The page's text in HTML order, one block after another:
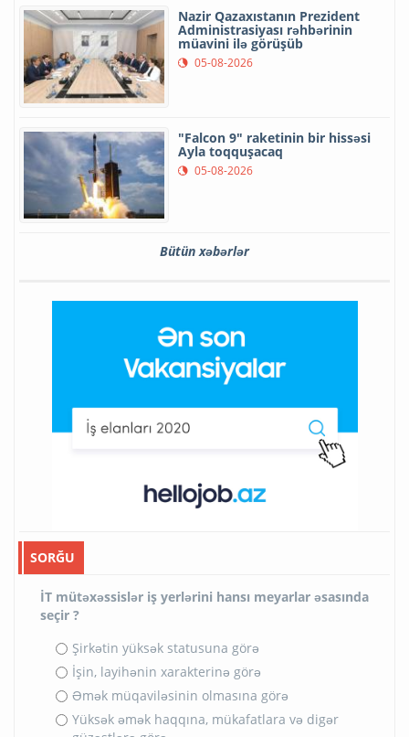
Nazir Qazaxıstanın Prezident
Administrasiyası rəhbərinin
müavini ilə görüşüb
05-08-2026
"Falcon 9" raketinin bir hissəsi
Ayla toqquşacaq
05-08-2026
Bütün xəbərlər
SORĞU
İT mütəxəssislər iş yerlərini hansı meyarlar əsasında
seçir ?
Şirkətin yüksək statusuna görə
İşin, layihənin xarakterinə görə
Əmək müqaviləsinin olmasına görə
Yüksək əmək haqqına, mükafatlara və digər